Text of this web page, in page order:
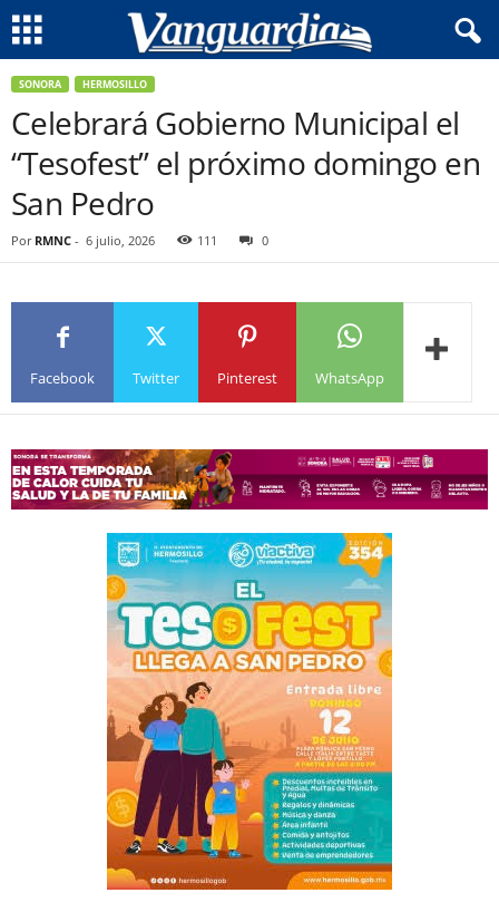
SONORA HERMOSILLO
Celebrará Gobierno Municipal el
“Tesofest” el próximo domingo en
San Pedro
Por RMNC - 6 julio, 2026 111 0
Facebook Twitter Pinterest WhatsApp